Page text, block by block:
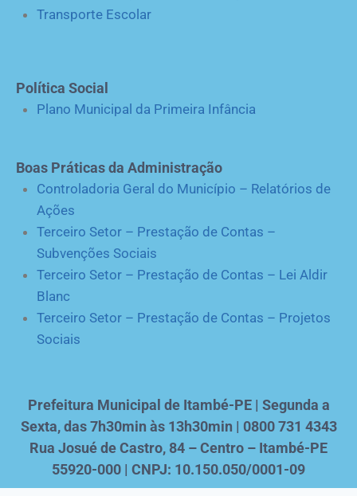
Transporte Escolar
Política Social
Plano Municipal da Primeira Infância
Boas Práticas da Administração
Controladoria Geral do Município – Relatórios de
Ações
Terceiro Setor – Prestação de Contas –
Subvenções Sociais
Terceiro Setor – Prestação de Contas – Lei Aldir
Blanc
Terceiro Setor – Prestação de Contas – Projetos
Sociais
Prefeitura Municipal de Itambé-PE | Segunda a
Sexta, das 7h30min às 13h30min | 0800 731 4343
Rua Josué de Castro, 84 – Centro – Itambé-PE
55920-000 | CNPJ: 10.150.050/0001-09